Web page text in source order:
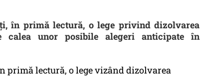
în primă lectură, o lege privind dizolvarea
calea unor posibile alegeri anticipate în
primă lectură, o lege vizând dizolvarea